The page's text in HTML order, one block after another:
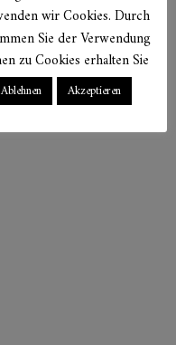
wir Cookies. Durch
Sie der Verwendung
zu Cookies erhalten Sie
Ablehnen Akzeptieren